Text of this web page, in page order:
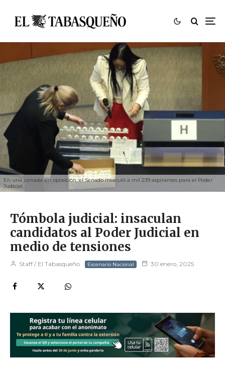
En una jornada sin oposición, el Senado insaculó a mil 239 aspirantes para el Poder
Judicial.
Tómbola judicial: insaculan
candidatos al Poder Judicial en
medio de tensiones
Staff / El Tabasqueño Escenario Nacional 30 enero, 2025